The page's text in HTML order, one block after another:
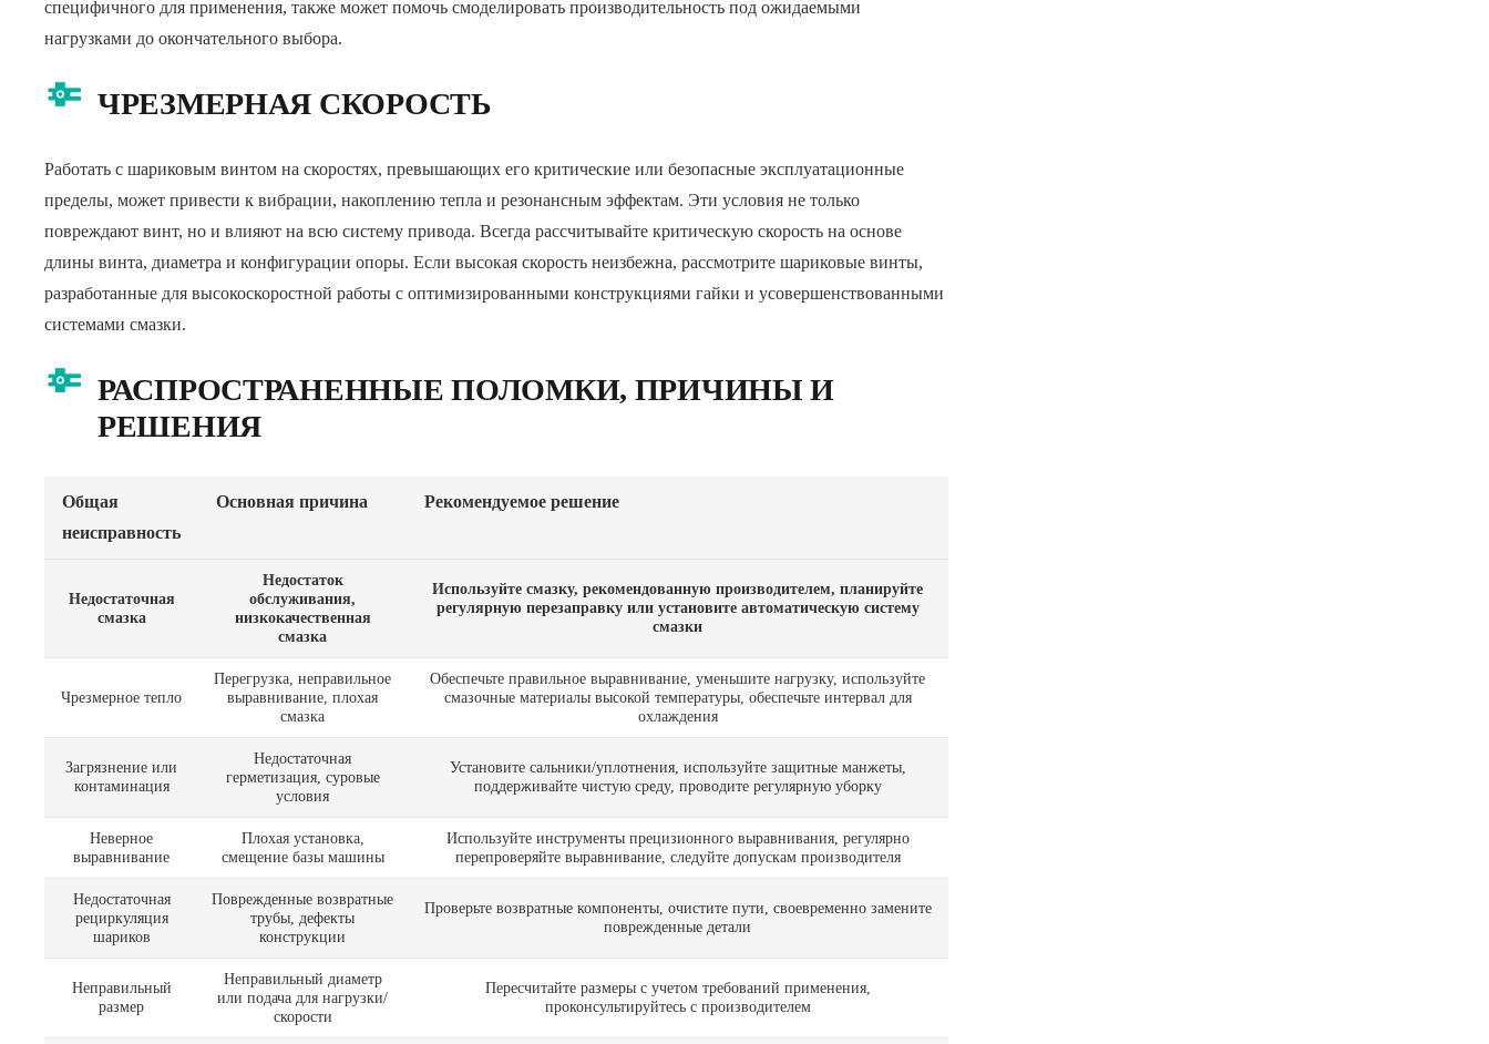
специфичного для применения, также может помочь смоделировать производительность под ожидаемыми
нагрузками до окончательного выбора.
ЧРЕЗМЕРНАЯ СКОРОСТЬ
Работать с шариковым винтом на скоростях, превышающих его критические или безопасные эксплуатационные
пределы, может привести к вибрации, накоплению тепла и резонансным эффектам. Эти условия не только
повреждают винт, но и влияют на всю систему привода. Всегда рассчитывайте критическую скорость на основе
длины винта, диаметра и конфигурации опоры. Если высокая скорость неизбежна, рассмотрите шариковые винты,
разработанные для высокоскоростной работы с оптимизированными конструкциями гайки и усовершенствованными
системами смазки.
РАСПРОСТРАНЕННЫЕ ПОЛОМКИ, ПРИЧИНЫ И
РЕШЕНИЯ
Общая
неисправность
Основная причина Рекомендуемое решение
Недостаточная
смазка
Недостаток
обслуживания,
низкокачественная
смазка
Используйте смазку, рекомендованную производителем, планируйте
регулярную перезаправку или установите автоматическую систему
смазки
Чрезмерное тепло
Перегрузка, неправильное
выравнивание, плохая
смазка
Обеспечьте правильное выравнивание, уменьшите нагрузку, используйте
смазочные материалы высокой температуры, обеспечьте интервал для
охлаждения
Загрязнение или
контаминация
Недостаточная
герметизация, суровые
условия
Установите сальники/уплотнения, используйте защитные манжеты,
поддерживайте чистую среду, проводите регулярную уборку
Неверное
выравнивание
Плохая установка,
смещение базы машины
Используйте инструменты прецизионного выравнивания, регулярно
перепроверяйте выравнивание, следуйте допускам производителя
Недостаточная
рециркуляция
шариков
Поврежденные возвратные
трубы, дефекты
конструкции
Проверьте возвратные компоненты, очистите пути, своевременно замените
поврежденные детали
Неправильный
размер
Неправильный диаметр
или подача для нагрузки/
скорости
Пересчитайте размеры с учетом требований применения,
проконсультируйтесь с производителем